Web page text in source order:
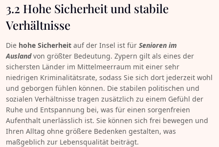
3.2 Hohe Sicherheit und stabile
Verhältnisse
Die hohe Sicherheit auf der Insel ist für Senioren im
Auslandvon größter Bedeutung. Zypern gilt als eines der
sichersten Länder im Mittelmeerraum mit einer sehr
niedrigen Kriminalitätsrate, sodass Sie sich dort jederzeit wohl
und geborgen fühlen können. Die stabilen politischen und
sozialen Verhältnisse tragen zusätzlich zu einem Gefühl der
Ruhe und Entspannung bei, was für einen sorgenfreien
Aufenthalt unerlässlich ist. Sie können sich frei bewegen und
Ihren Alltag ohne größere Bedenken gestalten, was
maßgeblich zur Lebensqualität beiträgt.